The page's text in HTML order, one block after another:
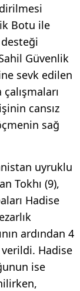
Botu ile
Güvenlik
sevk edilen
cansız
sağ
uyruklu
Tokhı (9),
Hadise
ardından 4
Hadise
ise